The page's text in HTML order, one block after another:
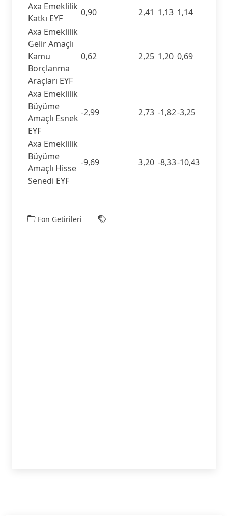
Axa Emeklilik
Katkı EYF
0,90 2,41 1,13 1,14
Axa Emeklilik
Gelir Amaçlı
Kamu
Borçlanma
Araçları EYF
0,62 2,25 1,20 0,69
Axa Emeklilik
Büyüme
Amaçlı Esnek
EYF
-2,99 2,73 -1,82-3,25
Axa Emeklilik
Büyüme
Amaçlı Hisse
Senedi EYF
-9,69 3,20 -8,33-10,43
Fon Getirileri